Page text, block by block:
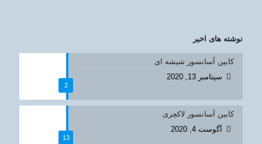
نوشته های اخیر
2
کابین آسانسور شیشه ای
سپتامبر 13, 2020
13
کابین آسانسور لاکچری
آگوست 4, 2020